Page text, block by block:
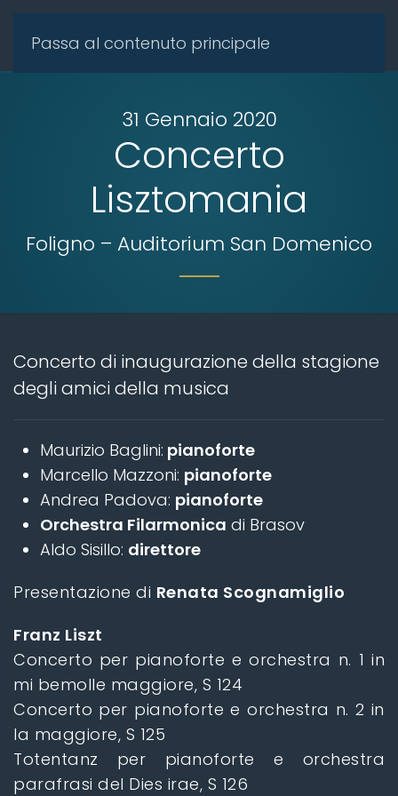
Passa al contenuto principale
31 Gennaio 2020
Concerto
Lisztomania
Foligno – Auditorium San Domenico
Concerto di inaugurazione della stagione
degli amici della musica
Maurizio Baglini: pianoforte
Marcello Mazzoni: pianoforte
Andrea Padova: pianoforte
Orchestra Filarmonica di Brasov
Aldo Sisillo: direttore
Presentazione di Renata Scognamiglio
Franz Liszt
Concerto per pianoforte e orchestra n. 1 in
mi bemolle maggiore, S 124
Concerto per pianoforte e orchestra n. 2 in
la maggiore, S 125
Totentanz per pianoforte e orchestra
parafrasi del Dies irae, S 126